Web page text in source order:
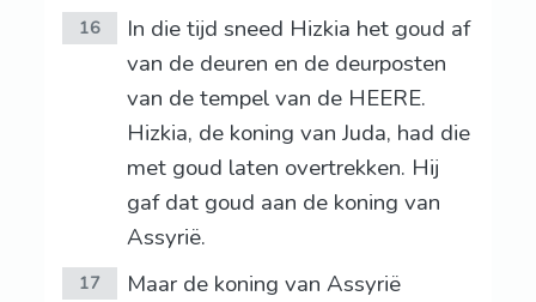
16
In die tijd sneed Hizkia het goud af
van de deuren en de deurposten
van de tempel van de HEERE.
Hizkia, de koning van Juda, had die
met goud laten overtrekken. Hij
gaf dat goud aan de koning van
Assyrië.
17
Maar de koning van Assyrië